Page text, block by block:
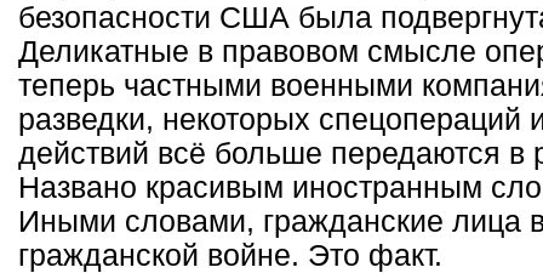
безопасности США была
Деликатные в правовом смысле
теперь частными военными
разведки, некоторых
действий всё больше передаются в
Названо красивым иностранным
Иными словами, гражданские лица
гражданской войне. Это факт.